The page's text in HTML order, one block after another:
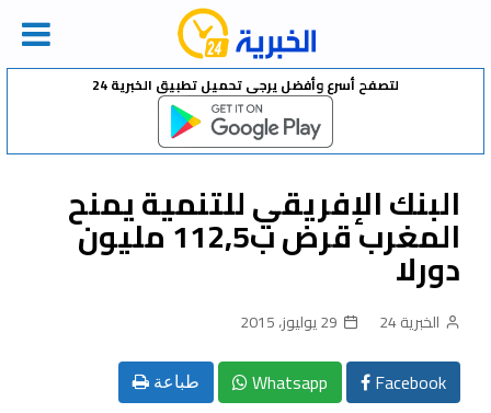
Skip
لتصفح أسرع وأفضل يرجى تحميل تطبيق الخبرية 24
البنك الإفريقي للتنمية يمنح
المغرب قرض ب112,5 مليون
دورلا
الخبرية 24 29 يوليوز، 2015
Facebook
Whatsapp طباعة